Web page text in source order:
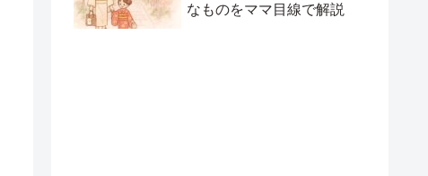
なものをママ目線で解説